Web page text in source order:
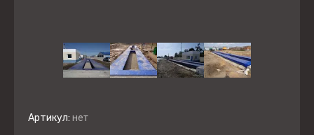
Артикул: нет